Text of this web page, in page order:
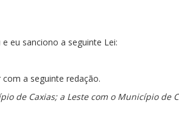
eu sanciono a seguinte Lei:
com a seguinte redação.
de Caxias; a Leste com o Município de